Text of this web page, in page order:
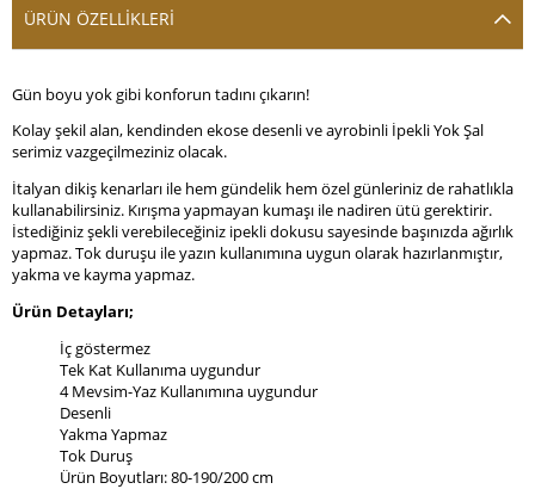
ÜRÜN ÖZELLIKLERI
Gün boyu yok gibi konforun tadını çıkarın!
Kolay şekil alan, kendinden ekose desenli ve ayrobinli İpekli Yok Şal
serimiz vazgeçilmeziniz olacak.
İtalyan dikiş kenarları ile hem gündelik hem özel günleriniz de rahatlıkla
kullanabilirsiniz. Kırışma yapmayan kumaşı ile nadiren ütü gerektirir.
İstediğiniz şekli verebileceğiniz ipekli dokusu sayesinde başınızda ağırlık
yapmaz. Tok duruşu ile yazın kullanımına uygun olarak hazırlanmıştır,
yakma ve kayma yapmaz.
Ürün Detayları;
İç göstermez
Tek Kat Kullanıma uygundur
4 Mevsim-Yaz Kullanımına uygundur
Desenli
Yakma Yapmaz
Tok Duruş
Ürün Boyutları: 80-190/200 cm